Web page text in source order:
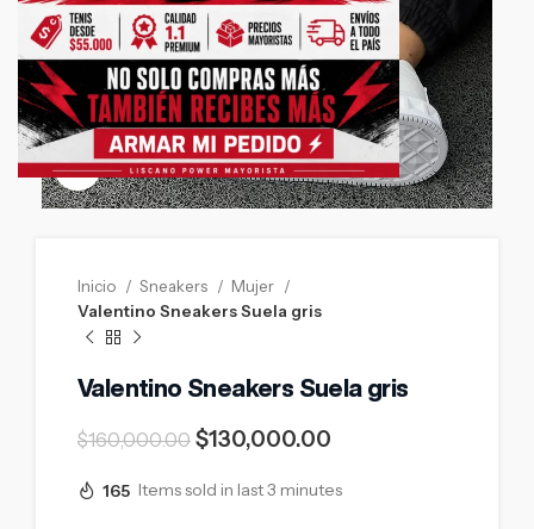
Click to enlarge
Inicio Sneakers
Mujer
Valentino Sneakers Suela gris
Valentino Sneakers Suela gris
$160,000.00 $130,000.00
165 Items sold in last 3 minutes